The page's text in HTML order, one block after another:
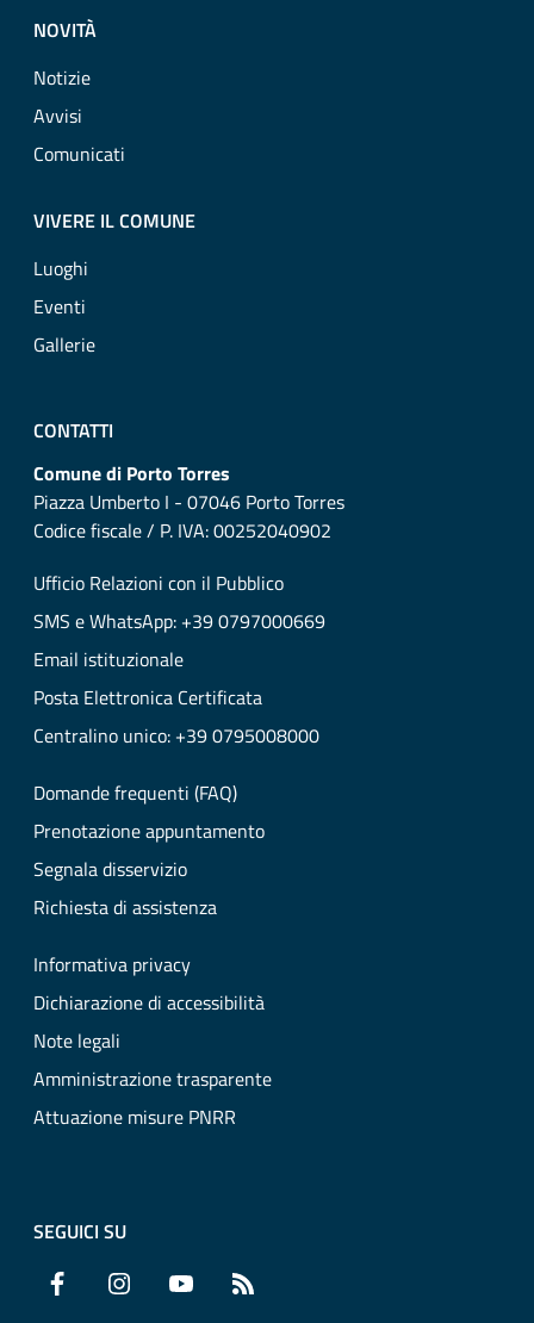
NOVITÀ
Notizie
Avvisi
Comunicati
VIVERE IL COMUNE
Luoghi
Eventi
Gallerie
CONTATTI
Comune di Porto Torres
Piazza Umberto I - 07046 Porto Torres
Codice fiscale / P. IVA: 00252040902
Ufficio Relazioni con il Pubblico
SMS e WhatsApp: +39 0797000669
Email istituzionale
Posta Elettronica Certificata
Centralino unico: +39 0795008000
Domande frequenti (FAQ)
Prenotazione appuntamento
Segnala disservizio
Richiesta di assistenza
Informativa privacy
Dichiarazione di accessibilità
Note legali
Amministrazione trasparente
Attuazione misure PNRR
SEGUICI SU
Facebook Instagram YouTube